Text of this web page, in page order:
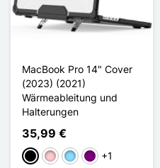
MacBook Pro 14" Cover
(2023) (2021)
Wärmeableitung und
Halterungen
35,99 €
Schwarz
PinkHellblauViolett
+1